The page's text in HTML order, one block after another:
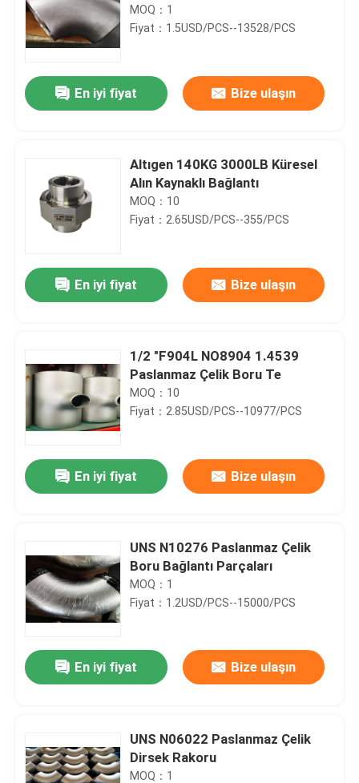
MOQ：1
Fiyat：1.5USD/PCS--13528/PCS
En iyi fiyat Bize ulaşın
Altıgen 140KG 3000LB Küresel
Alın Kaynaklı Bağlantı
MOQ：10
Fiyat：2.65USD/PCS--355/PCS
En iyi fiyat Bize ulaşın
1/2 "F904L NO8904 1.4539
Paslanmaz Çelik Boru Te
MOQ：10
Fiyat：2.85USD/PCS--10977/PCS
En iyi fiyat Bize ulaşın
UNS N10276 Paslanmaz Çelik
Boru Bağlantı Parçaları
MOQ：1
Fiyat：1.2USD/PCS--15000/PCS
En iyi fiyat Bize ulaşın
UNS N06022 Paslanmaz Çelik
Dirsek Rakoru
MOQ：1